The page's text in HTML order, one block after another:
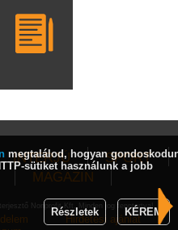
INTERJÚ
SPORT
MAGAZIN
Nonprofit Kft. Minden jog fenntartva!
Hirdetési ajánlat
megtalálod, hogyan
sütiket használunk a jobb
Részletek
KÉREM